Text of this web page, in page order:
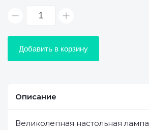
Добавить в корзину
Описание
Великолепная настольная лампа